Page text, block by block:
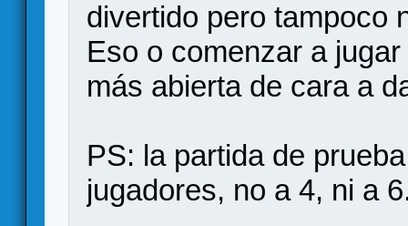
divertido pero tampoco
Eso o comenzar a
más abierta de cara a
PS: la partida de
jugadores, no a 4, ni a